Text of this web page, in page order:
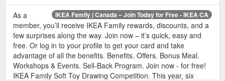
IKEA Family | Canada – Join Today for Free - IKEA CA
As a
member, you’ll receive IKEA Family rewards, discounts, and a
few surprises along the way. Join now – it’s quick, easy and
free. Or log in to your profile to get your card and take
advantage of all the benefits. Benefits. Offers. Bonus Meal.
Workshops & Events. Sell-Back Program. Join now - for free!
IKEA Family Soft Toy Drawing Competition. This year, six